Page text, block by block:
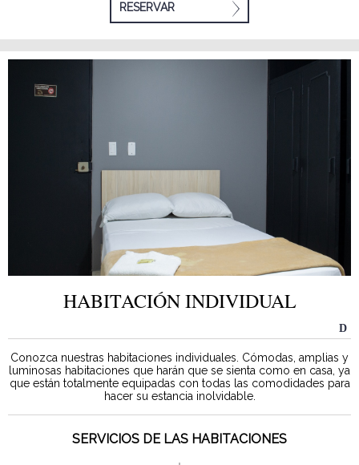
RESERVAR
HABITACIÓN INDIVIDUAL
Conozca nuestras habitaciones individuales. Cómodas, amplias y
luminosas habitaciones que harán que se sienta como en casa, ya
que están totalmente equipadas con todas las comodidades para
hacer su estancia inolvidable.
SERVICIOS DE LAS HABITACIONES